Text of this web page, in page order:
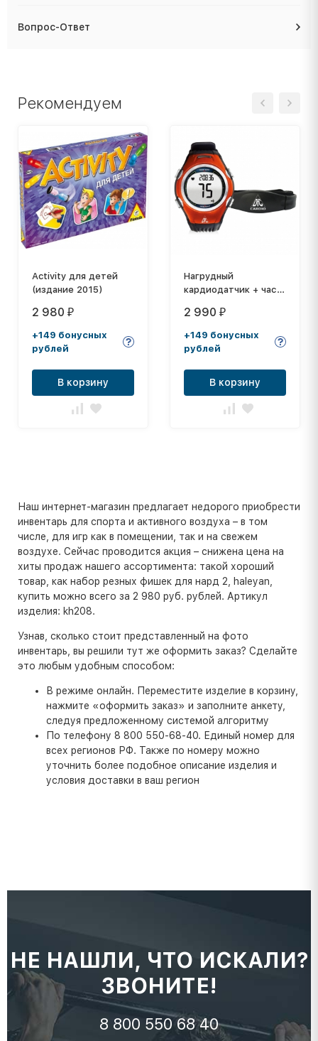
Вопрос-Ответ
Рекомендуем
Activity для детей
(издание 2015)
2 980 ₽
+149 бонусных
рублей
В корзину
Нагрудный
кардиодатчик + часы
(комплект)
2 990 ₽
+149 бонусных
рублей
В корзину
Наш интернет-магазин предлагает недорого приобрести
инвентарь для спорта и активного воздуха – в том
числе, для игр как в помещении, так и на свежем
воздухе. Сейчас проводится акция – снижена цена на
хиты продаж нашего ассортимента: такой хороший
товар, как набор резных фишек для нард 2, haleyan,
купить можно всего за 2 980 руб. рублей. Артикул
изделия: kh208.
Узнав, сколько стоит представленный на фото
инвентарь, вы решили тут же оформить заказ? Сделайте
это любым удобным способом:
В режиме онлайн. Переместите изделие в корзину,
нажмите «оформить заказ» и заполните анкету,
следуя предложенному системой алгоритму
По телефону 8 800 550-68-40. Единый номер для
всех регионов РФ. Также по номеру можно
уточнить более подобное описание изделия и
условия доставки в ваш регион
НЕ НАШЛИ, ЧТО ИСКАЛИ?
ЗВОНИТЕ!
8 800 550 68 40